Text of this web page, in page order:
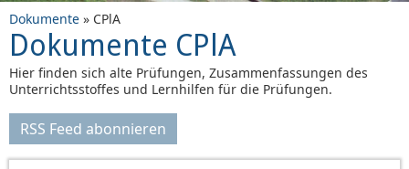
Dokumente » CPlA
Dokumente CPlA
Hier finden sich alte Prüfungen, Zusammenfassungen des
Unterrichtsstoffes und Lernhilfen für die Prüfungen.
RSS Feed abonnieren